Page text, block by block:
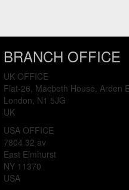
BRANCH OFFICE
UK OFFICE
Flat-26, Macbeth House, Arden
London, N1 5JG
UK
USA OFFICE
7804 32 av
East Elmhurst
NY 11370
USA